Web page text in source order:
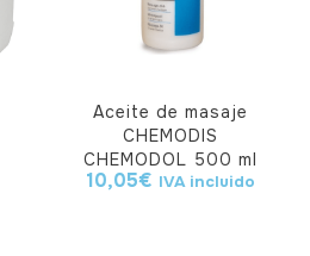
Aceite de masaje
CHEMODIS
CHEMODOL 500 ml
10,05€ IVA incluido